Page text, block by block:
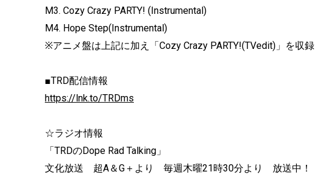
M3. Cozy Crazy PARTY! (Instrumental)
M4. Hope Step(Instrumental)
※アニメ盤は上記に加え「Cozy Crazy PARTY!(TVedit)」を収録
■TRD配信情報
https://lnk.to/TRDms
☆ラジオ情報
「TRDのDope Rad Talking」
文化放送 超A＆G＋より 毎週木曜21時30分より 放送中！